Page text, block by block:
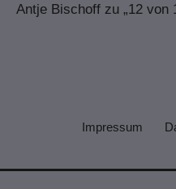
Antje Bischoff zu „12 von
Impressum